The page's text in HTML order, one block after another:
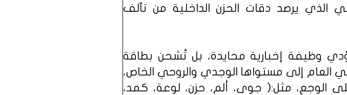
الذي يرصد دقات الحزن الداخلية من تآلف
وظيفة إخبارية محايدة، بل تُشحن بطاقة
العام إلى مستواها الوجدي والروحي الخاص،
الوجع، مثل:( جوى، ألم، حزن، لوعة، كمد،